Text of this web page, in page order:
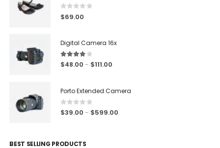
0 out of 5
$69.00
Digital Camera 16x
4.00out of 5
$48.00 – $111.00
Porto Extended Camera
0out of 5
$39.00 – $599.00
BEST SELLING PRODUCTS